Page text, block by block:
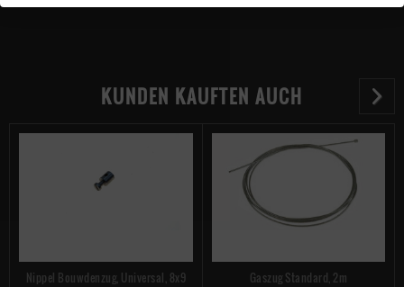
KUNDEN KAUFTEN AUCH
Nippel Bouwdenzug, Universal, 8x9 Gaszug Standard, 2m